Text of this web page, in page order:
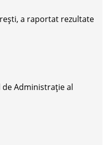
a raportat rezultate
Administrație al